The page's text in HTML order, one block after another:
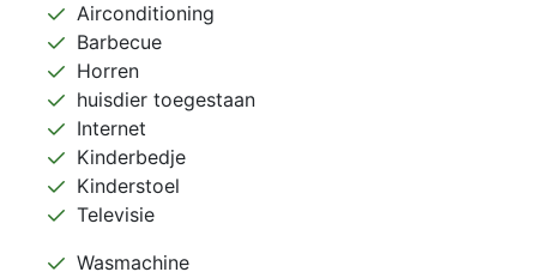
Airconditioning
Barbecue
Horren
huisdier toegestaan
Internet
Kinderbedje
Kinderstoel
Televisie
Wasmachine